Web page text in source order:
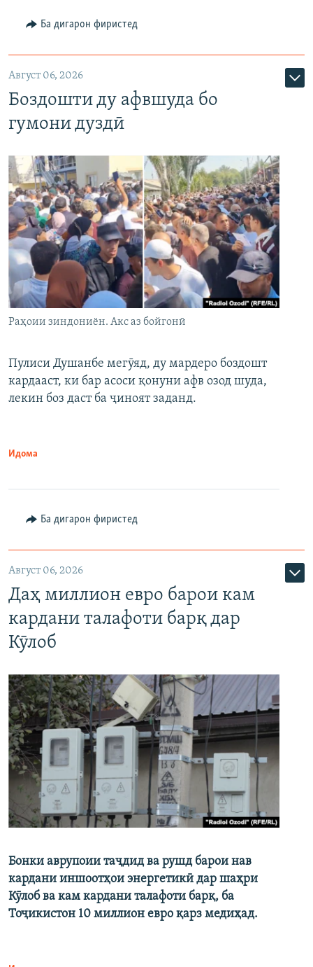
Ба дигарон фиристед
Август 06, 2026
Боздошти ду афвшуда бо
гумони дуздӣ
Раҳоии зиндониён. Акс аз бойгонӣ
Пулиси Душанбе мегӯяд, ду мардеро боздошт
кардааст, ки бар асоси қонуни афв озод шуда,
лекин боз даст ба ҷиноят заданд.
Идома
Ба дигарон фиристед
Август 06, 2026
Даҳ миллион евро барои кам
кардани талафоти барқ дар
Кӯлоб
Бонки аврупоии таҷдид ва рушд барои нав
кардани иншоотҳои энергетикӣ дар шаҳри
Кӯлоб ва кам кардани талафоти барқ, ба
Тоҷикистон 10 миллион евро қарз медиҳад.